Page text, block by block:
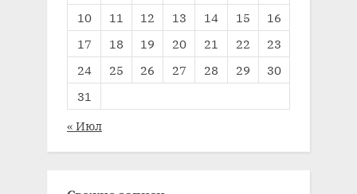
10
11 12 13 14 15
16
17
18 19 20 21 22
23
24
25 26 27 28 29
30
31
« Июл